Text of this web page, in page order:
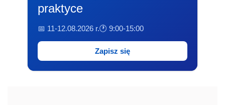
praktyce
📅 11-12.08.2026 r.🕐 9:00-15:00
Zapisz się